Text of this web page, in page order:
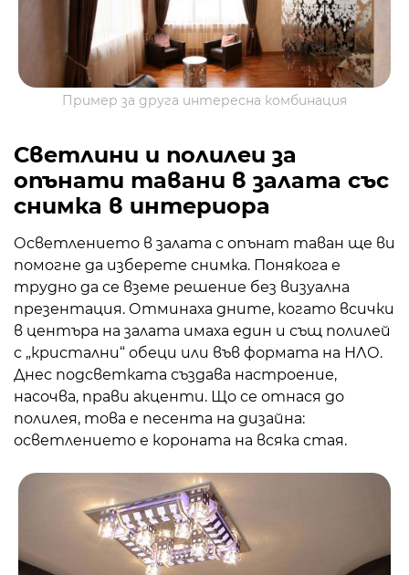
Пример за друга интересна комбинация
Светлини и полилеи за
опънати тавани в залата със
снимка в интериора
Осветлението в залата с опънат таван ще ви
помогне да изберете снимка. Понякога е
трудно да се вземе решение без визуална
презентация. Отминаха дните, когато всички
в центъра на залата имаха един и същ полилей
с „кристални“ обеци или във формата на НЛО.
Днес подсветката създава настроение,
насочва, прави акценти. Що се отнася до
полилея, това е песента на дизайна:
осветлението е короната на всяка стая.